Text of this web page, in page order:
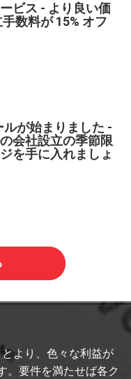
ビス - より良い価
数料が 15% オフ
ルが始まりました -
会社設立の季節限
を手に入れましょ
より、色々な利益が
。要件を満たせば各ク